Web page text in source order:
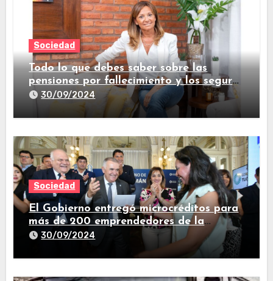
Sociedad
Todo lo que debes saber sobre las
pensiones por fallecimiento y los seguros
de vida
30/09/2024
Sociedad
El Gobierno entregó microcréditos para
más de 200 emprendedores de la
provincia
30/09/2024